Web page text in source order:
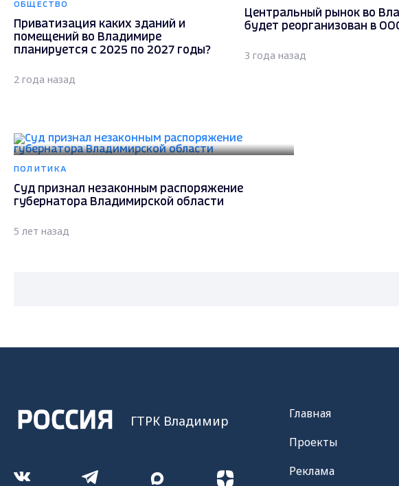
ОБЩЕСТВО
Приватизация каких зданий и
помещений во Владимире
планируется с 2025 по 2027 годы?
2 года назад
Центральный рынок во
будет реорганизован в
3 года назад
ПОЛИТИКА
Суд признал незаконным распоряжение
губернатора Владимирской области
5 лет назад
ГТРК Владимир
Главная
Проекты
Реклама